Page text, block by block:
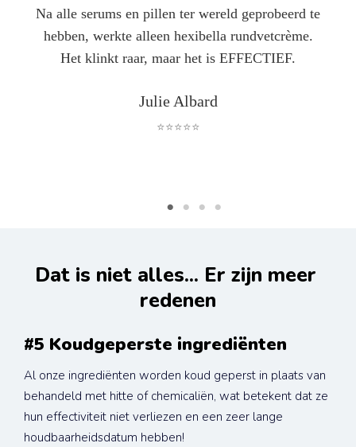
Na alle serums en pillen ter wereld geprobeerd te
hebben, werkte alleen hexibella rundvetcrème.
Het klinkt raar, maar het is EFFECTIEF.
Julie Albard
⭐⭐⭐⭐⭐
Dat is niet alles... Er zijn meer
redenen
#5 Koudgeperste ingrediënten
Al onze ingrediënten worden koud geperst in plaats van
behandeld met hitte of chemicaliën, wat betekent dat ze
hun effectiviteit niet verliezen en een zeer lange
houdbaarheidsdatum hebben!